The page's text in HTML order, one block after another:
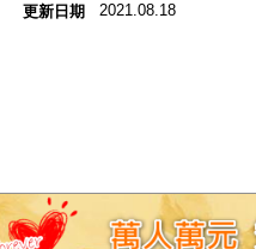
更新日期 2021.08.18